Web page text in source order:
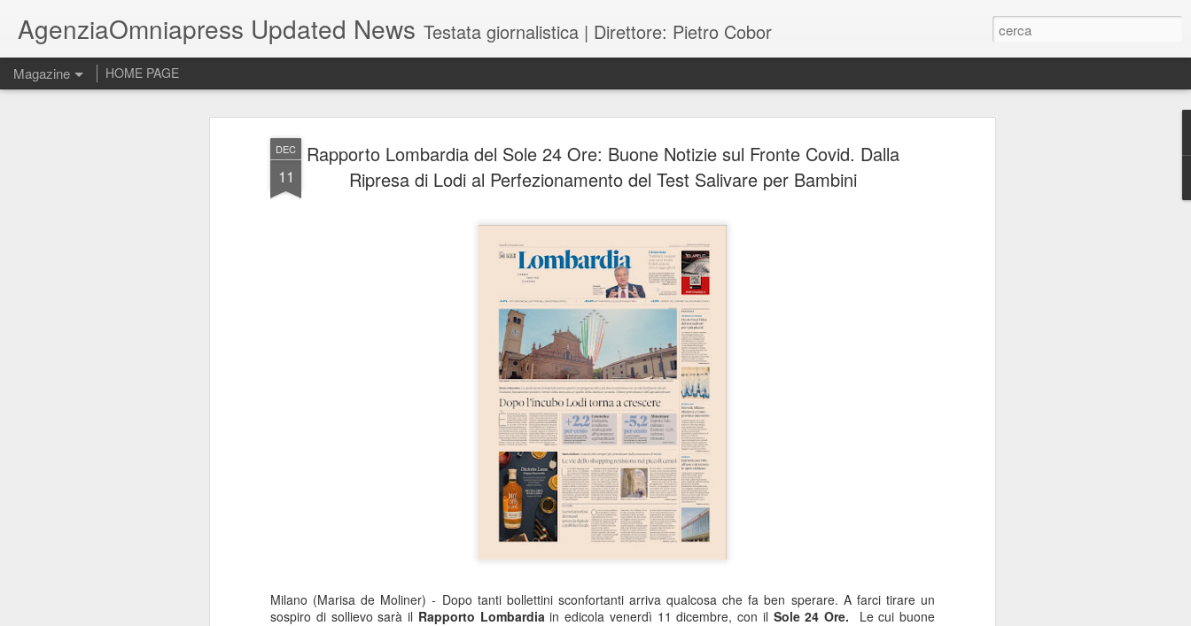
DEC
11
Rapporto Lombardia del Sole 24 Ore: Buone Notizie sul Fronte Covid. Dalla
Ripresa di Lodi al Perfezionamento del Test Salivare per Bambini
Milano (Marisa de Moliner) - Dopo tanti bollettini sconfortanti arriva qualcosa che fa ben sperare. A farci tirare un
sospiro di sollievo sarà il Rapporto Lombardiain edicola venerdì 11 dicembre, con il Sole 24 Ore.
Le cui buone
AgenziaOmniapress Updated News Testata giornalistica | Direttore: Pietro Cobor
Magazine HOME PAGE
28
BUONE FERIE